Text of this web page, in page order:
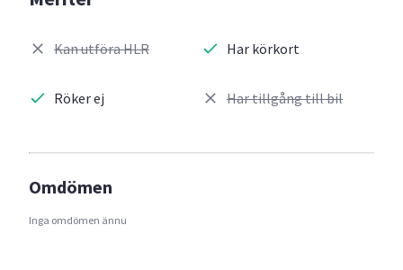
Kan utföra HLR
Röker ej
Har körkort
Har tillgång till bil
Omdömen
Inga omdömen ännu